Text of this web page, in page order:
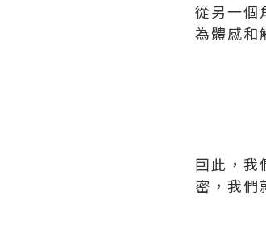
從另一個
為體感和
囙此，我
密，我們